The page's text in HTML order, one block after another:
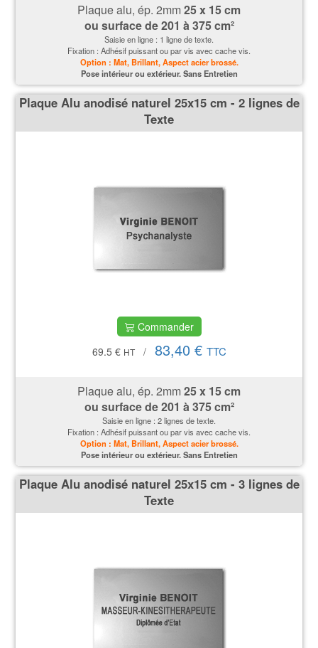
Plaque alu, ép. 2mm25 x 15 cm
ou surface de201 à 375 cm²
Saisie en ligne : 1 ligne de texte.
Fixation : Adhésif puissant ou par vis avec cache vis.
Option : Mat, Brillant, Aspect acier brossé.
Pose intérieur ou extérieur. Sans Entretien
Plaque Alu anodisé naturel 25x15 cm - 2 lignes de
Texte
Commander
69.5 € HT / 83,40 € TTC
Plaque alu, ép. 2mm25 x 15 cm
ou surface de201 à 375 cm²
Saisie en ligne : 2 lignes de texte.
Fixation : Adhésif puissant ou par vis avec cache vis.
Option : Mat, Brillant, Aspect acier brossé.
Pose intérieur ou extérieur. Sans Entretien
Plaque Alu anodisé naturel 25x15 cm - 3 lignes de
Texte